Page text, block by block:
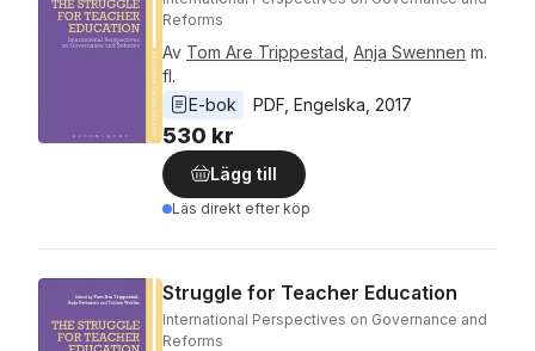
Reforms
Av Tom Are Trippestad Anja Swennen m.
fl.
E-bok
PDF Engelska 2017
530 kr
Lägg till
Läs direkt efter köp
Struggle for Teacher Education
International Perspectives on Governance and
Reforms